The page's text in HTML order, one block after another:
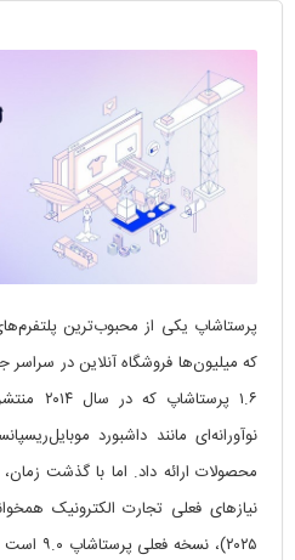
پرستاشاپ یکی از محبوب‌ترین
که میلیون‌ها فروشگاه آنلاین در
۱.۶
نوآورانه‌ای مانند داشبورد
محصولات ارائه داد. اما با گذشت
نیازهای فعلی تجارت الکترونیک
۲۰۲۵)،